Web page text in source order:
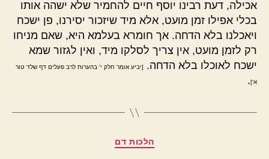
אכילה, דעת רבינו יוסף חיים להחמיר שלא ישהה אותו
בכלי אפילו זמן מועט, אלא מיד שיזכור יסירנו, פן ישכח
ויאכלנו בלא הדחה. אך חומרא בעלמא היא, שאם מניחו
רק לזמן מועט, אין צריך לסלקו מיד, ואין לגזור שמא
ישכח לאוכלו בלא הדחה.
[יביע אומר חלק י' בהערות לרב פעלים דף שלד טור
א'].
קטגוריות
הלכות דם